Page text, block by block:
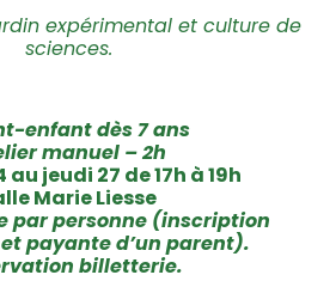
expérimental et culture de
sciences.
enfant dès 7 ans
manuel – 2h
au jeudi 27 de 17h à 19h
Marie Liesse
par personne (inscription
payante d’un parent).
billetterie.